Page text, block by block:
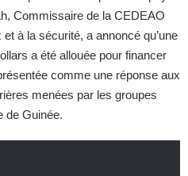
Commissaire de la CEDEAO
à la sécurité, a annoncé qu’une
a été allouée pour financer
comme une réponse aux
menées par les groupes
de Guinée.